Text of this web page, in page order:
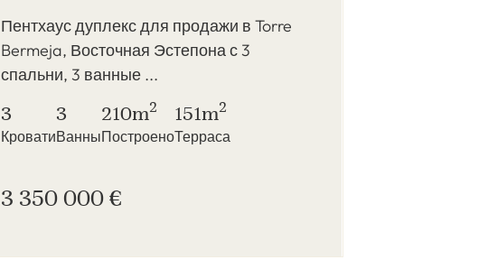
Пентхаус дуплекс для продажи в Torre
Bermeja, Восточная Эстепона с 3
спальни, 3 ванные ...
3
Кровати
3
Ванны
210m2
Построено
151m2
Терраса
3 350 000 €